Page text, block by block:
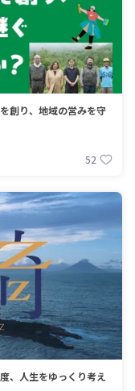
創り、地域の営みを守
52
、人生をゆっくり考え